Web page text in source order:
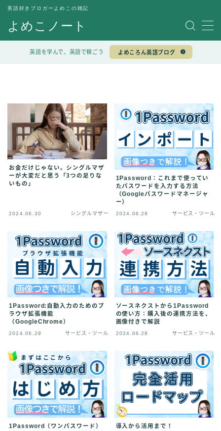
よめこノート
英語好きブロガーよめこの雑記
MENU
お問い合わせ
英語を学んで、英語で稼ごう よめころん英語ブログ
お金だけじゃない。シングルマザ
ーが大変だと思う「3つの足りな
いもの」
2024.06.30 シングルマザー
1Password：これまで使ってい
たパスワードを入力する方法
（Googleパスワードマネージャ
ー）
2024.06.29 サービス・ツール
1Password:自動入力のためのブ
ラウザ拡張機能
（GoogleChrome）
2024.06.29 サービス・ツール
ソースネクストから1Password
の使い方：購入後の連携方法を、
画像付きで解説
2024.06.28 サービス・ツール
1Password（ワンパスワード）
導入から活用まで！